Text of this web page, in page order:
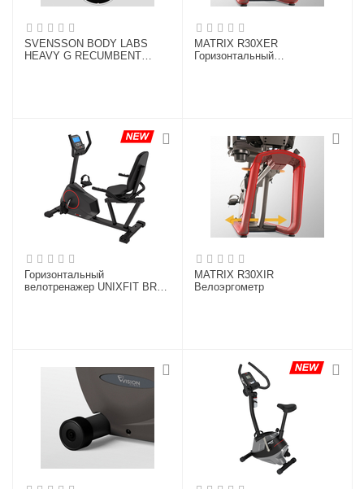
SVENSSON BODY LABS
HEAVY G RECUMBENT
MATRIX R30XER
Горизонтальный
Горизонтальный
велотренажер UNIXFIT BR-
MATRIX R30XIR
Велоэргометр